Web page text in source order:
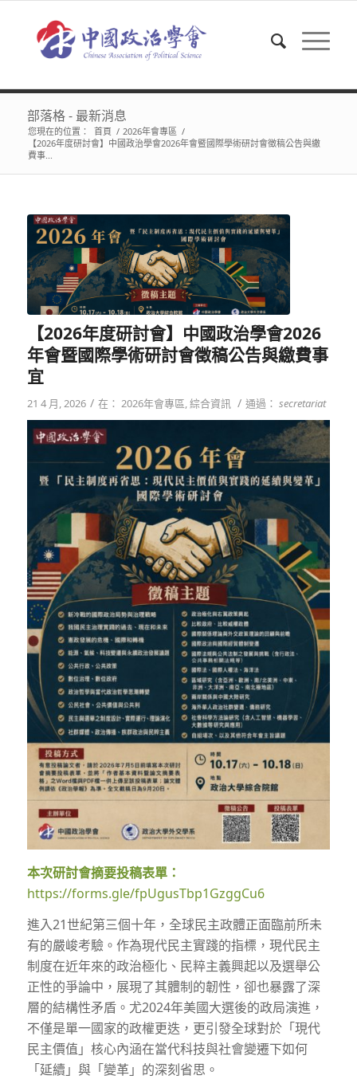
部落格 - 最新消息
您現在的位置： 首頁 / 2026年會專區 /
【2026年度研討會】中國政治學會2026年會暨國際學術研討會徵稿公告與繳
費事...
【2026年度研討會】中國政治學會2026
年會暨國際學術研討會徵稿公告與繳費事
宜
21 4 月, 2026 / 在： 2026年會專區,綜合資訊 / 通過： secretariat
本次研討會摘要投稿表單：
https://forms.gle/fpUgusTbp1GzggCu6
進入21世紀第三個十年，全球民主政體正面臨前所未
有的嚴峻考驗。作為現代民主實踐的指標，現代民主
制度在近年來的政治極化、民粹主義興起以及選舉公
正性的爭論中，展現了其體制的韌性，卻也暴露了深
層的結構性矛盾。尤2024年美國大選後的政局演進，
不僅是單一國家的政權更迭，更引發全球對於「現代
民主價值」核心內涵在當代科技與社會變遷下如何
「延續」與「變革」的深刻省思。